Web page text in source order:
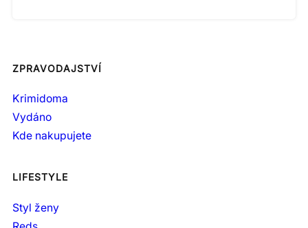
ZPRAVODAJSTVÍ
Krimidoma
Vydáno
Kde nakupujete
LIFESTYLE
Styl ženy